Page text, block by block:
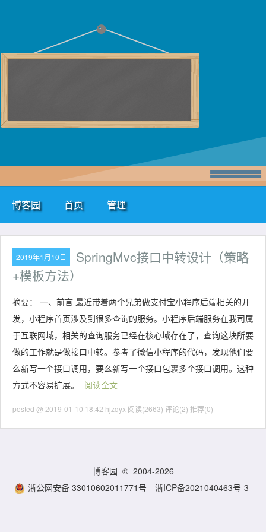
博客园 首页 管理
2019年1月10日
SpringMvc接口中转设计（策略
+模板方法）
摘要： 一、前言 最近带着两个兄弟做支付宝小程序后端相关的开
发，小程序首页涉及到很多查询的服务。小程序后端服务在我司属
于互联网域，相关的查询服务已经在核心域存在了，查询这块所要
做的工作就是做接口中转。参考了微信小程序的代码，发现他们要
么新写一个接口调用，要么新写一个接口包裹多个接口调用。这种
方式不容易扩展。
阅读全文
posted @ 2019-01-10 18:42 hjzqyx 阅读(2663) 评论(2) 推荐(0)
博客园 © 2004-2026
浙公网安备 33010602011771号
浙ICP备2021040463号-3